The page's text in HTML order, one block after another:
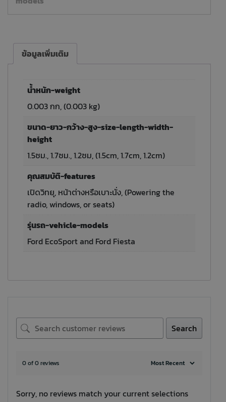
ข้อมูลเพิ่มเติม
น้ำหนัก-weight
0.003 กก, (0.003 kg)
ขนาด-ยาว-กว้าง-สูง-size-length-width-
height
1.5ซม., 1.7ซม., 1.2ซม, (1.5cm, 1.7cm, 1.2cm)
คุณสมบัติ-features
เปิดวิทยุ, หน้าต่างหรือเบาะนั่ง, (Powering the
radio, windows, or seats)
รุ่นรถ-vehicle-models
Ford EcoSport and Ford Fiesta
Search
0 of 0 reviews
Sorry, no reviews match your current selections